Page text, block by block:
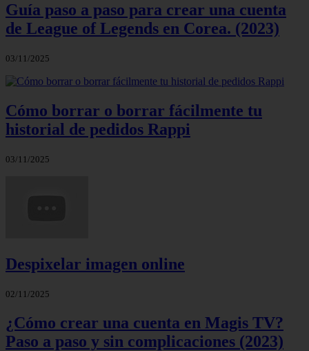
Guía paso a paso para crear una cuenta
de League of Legends en Corea. (2023)
03/11/2025
Cómo borrar o borrar fácilmente tu
historial de pedidos Rappi
03/11/2025
Despixelar imagen online
02/11/2025
¿Cómo crear una cuenta en Magis TV?
Paso a paso y sin complicaciones (2023)